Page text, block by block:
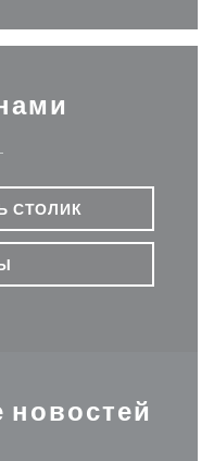
СТОЛИК
новостей